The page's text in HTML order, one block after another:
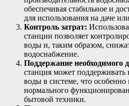
обеспечивая стабильное и
для использования на даче
Контроль затрат:
станции позволяет
воды и, таким образом,
водоснабжение.
Поддержание необходимого
станция может поддерживать
воды в системе, что
нормального
бытовой техники.